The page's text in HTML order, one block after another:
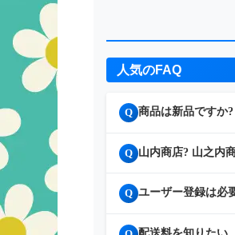
人気のFAQ
Q 商品は新品ですか?
Q 山内商店? 山之内
Q ユーザー登録は必